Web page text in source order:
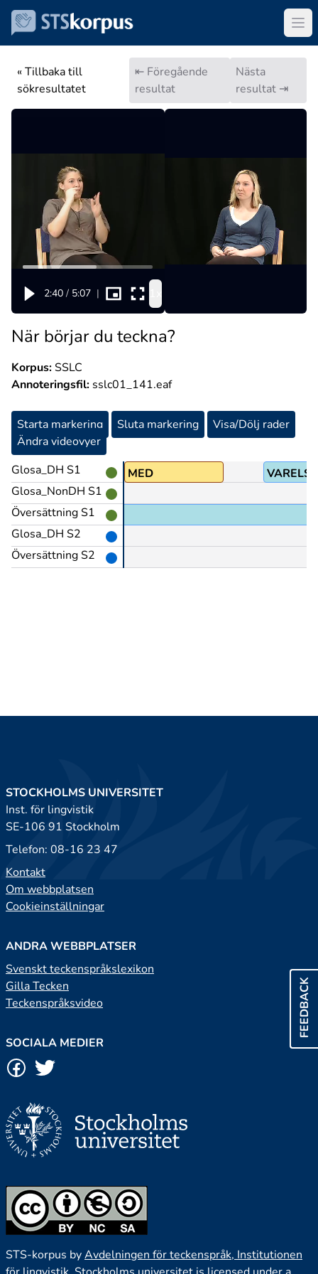
« Tillbaka till
sökresultatet
⇤ Föregående
resultat
Nästa
resultat ⇥
2:40 / 5:07 |
När börjar du teckna?
Korpus:SSLC
Annoteringsfil: sslc01_141.eaf
Starta markering Sluta markering
Visa/Dölj rader
Ändra videovyer
Glosa_DH S1
Glosa_NonDH S1
Översättning S1
Glosa_DH S2
Översättning S2
VARA@b MED
teckenspråk.
FEEDBACK
STOCKHOLMS UNIVERSITET
Inst. för lingvistik
SE-106 91 Stockholm
Telefon: 08-16 23 47
Kontakt
Om webbplatsen
Cookieinställningar
ANDRA WEBBPLATSER
Svenskt teckenspråkslexikon
Gilla Tecken
Teckenspråksvideo
SOCIALA MEDIER
STS-korpus byAvdelningen för teckenspråk, Institutionen